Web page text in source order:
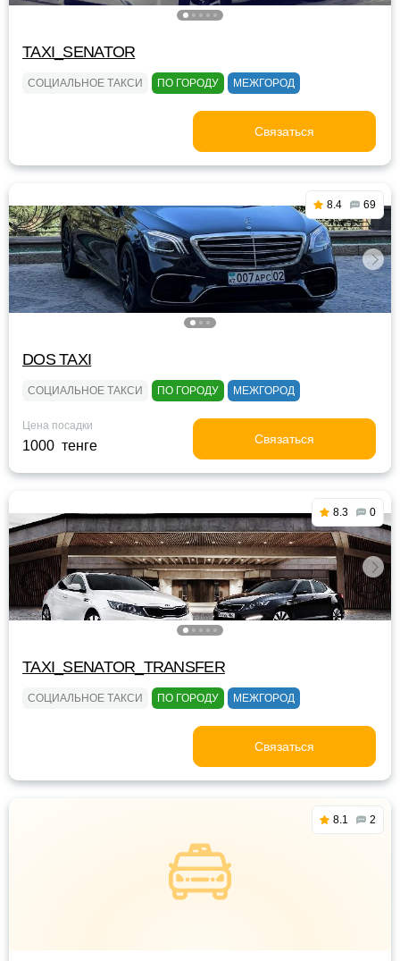
TAXI_SENATOR
СОЦИАЛЬНОЕ ТАКСИ ПО ГОРОДУ МЕЖГОРОД
Связаться
8.4 69
DOS TAXI
СОЦИАЛЬНОЕ ТАКСИ ПО ГОРОДУ МЕЖГОРОД
Цена посадки
1000 тенге Связаться
8.3 0
TAXI_SENATOR_TRANSFER
СОЦИАЛЬНОЕ ТАКСИ ПО ГОРОДУ МЕЖГОРОД
Связаться
8.1 2